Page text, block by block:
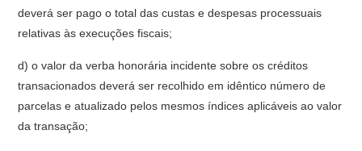
deverá ser pago o total das custas e despesas processuais
relativas às execuções fiscais;
d) o valor da verba honorária incidente sobre os créditos
transacionados deverá ser recolhido em idêntico número de
parcelas e atualizado pelos mesmos índices aplicáveis ao valor
da transação;